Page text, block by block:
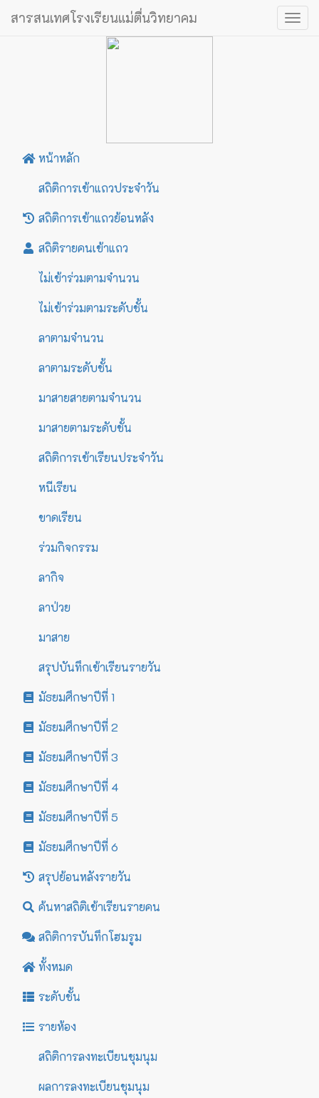
สารสนเทศโรงเรียนแม่ตื่นวิทยาคม
หน้าหลัก
สถิติการเข้าแถวประจำวัน
สถิติการเข้าแถวย้อนหลัง
สถิติรายคนเข้าแถว
ไม่เข้าร่วมตามจำนวน
ไม่เข้าร่วมตามระดับชั้น
ลาตามจำนวน
ลาตามระดับชั้น
มาสายสายตามจำนวน
มาสายตามระดับชั้น
สถิติการเข้าเรียนประจำวัน
หนีเรียน
ขาดเรียน
ร่วมกิจกรรม
ลากิจ
ลาป่วย
มาสาย
สรุปบันทึกเข้าเรียนรายวัน
มัธยมศึกษาปีที่ 1
มัธยมศึกษาปีที่ 2
มัธยมศึกษาปีที่ 3
มัธยมศึกษาปีที่ 4
มัธยมศึกษาปีที่ 5
มัธยมศึกษาปีที่ 6
สรุปย้อนหลังรายวัน
ค้นหาสถิติเข้าเรียนรายคน
สถิติการบันทึกโฮมรูม
ทั้งหมด
ระดับชั้น
รายห้อง
สถิติการลงทะเบียนชุมนุม
ผลการลงทะเบียนชุมนุม